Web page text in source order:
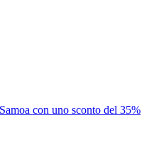
con uno sconto del 35%